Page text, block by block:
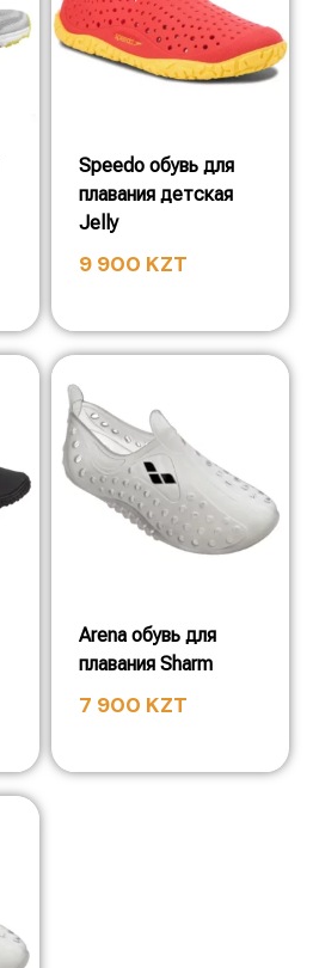
Speedo обувь для
плавания детская
Jelly
9 900 KZT
Arena обувь для
плавания Sharm
7 900 KZT